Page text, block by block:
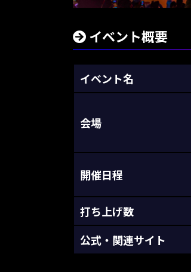
イベント概要
イベント名
会場
開催日程
打ち上げ数
公式・関連サイト